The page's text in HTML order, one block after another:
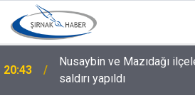
20:43
Nusaybin ve Mazıdağı
saldırı yapıldı